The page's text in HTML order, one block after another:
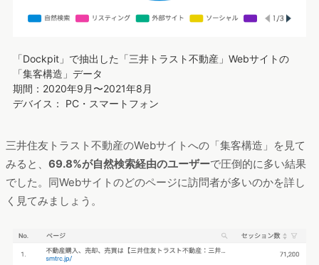
「Dockpit」で抽出した「三井トラスト不動産」Webサイトの
「集客構造」データ
期間：2020年9月〜2021年8月
デバイス： PC・スマートフォン
三井住友トラスト不動産のWebサイトへの「集客構造」を見て
みると、 69.8%が自然検索経由のユーザーで圧倒的に多い結果
でした。同Webサイトのどのページに訪問者が多いのかを詳し
く見てみましょう。